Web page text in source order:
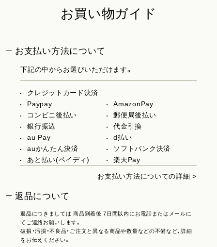
お買い物ガイド
お支払い方法について
下記の中からお選びいただけます。
クレジットカード決済
Paypay
AmazonPay
コンビニ後払い
郵便局後払い
銀行振込
代金引換
au Pay
d払い
auかんたん決済
ソフトバンク決済
あと払い(ペイディ)
楽天Pay
お支払い方法についての詳細 >
返品について
返品につきましては 商品到着後 7日間以内にお電話またはメールに
てご連絡お願いします。
破損・汚損・不良品・ご注文と異なる商品や数量などの不備など、詳細
をお伝えください。